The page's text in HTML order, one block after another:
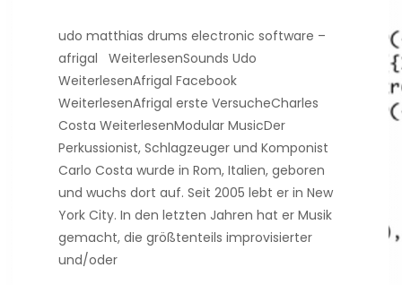
udo matthias drums electronic software –
afrigal WeiterlesenSounds Udo
WeiterlesenAfrigal Facebook
WeiterlesenAfrigal erste VersucheCharles
Costa WeiterlesenModular MusicDer
Perkussionist, Schlagzeuger und Komponist
Carlo Costa wurde in Rom, Italien, geboren
und wuchs dort auf. Seit 2005 lebt er in New
York City. In den letzten Jahren hat er Musik
gemacht, die größtenteils improvisierter
und/oder